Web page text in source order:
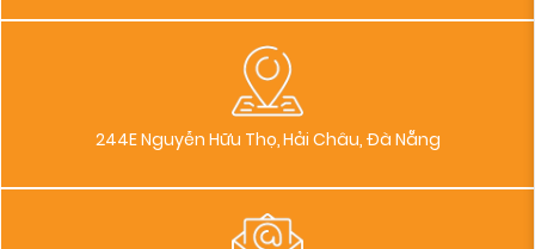
244E Nguyễn Hữu Thọ, Hải Châu, Đà Nẵng